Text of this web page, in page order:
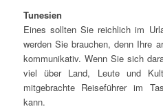
Tunesien
Eines sollten Sie reichlich im
werden Sie brauchen, denn Ihre
kommunikativ. Wenn Sie sich
viel über Land, Leute und
mitgebrachte Reiseführer im
kann.